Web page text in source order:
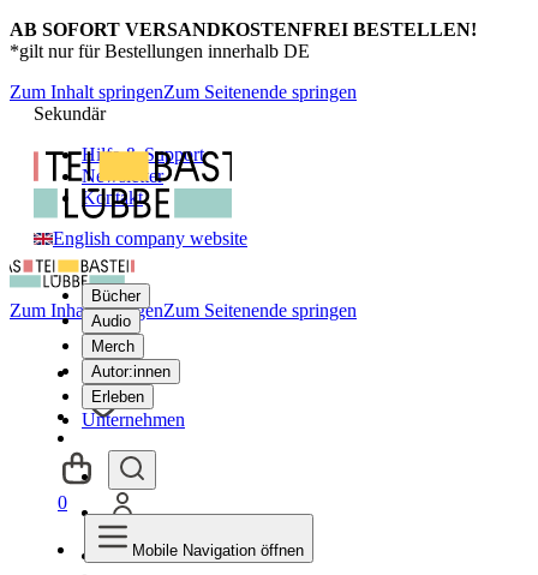
AB SOFORT VERSANDKOSTENFREI BESTELLEN!
*gilt nur für Bestellungen innerhalb DE
Zum Inhalt springenZum Seitenende springen
Sekundär
Hilfe & Support
Newsletter
Kontakt
English company website
Bücher
Audio
Merch
Autor:innen
Erleben
Unternehmen
Zum Inhalt springenZum Seitenende springen
0
Mobile Navigation öffnen